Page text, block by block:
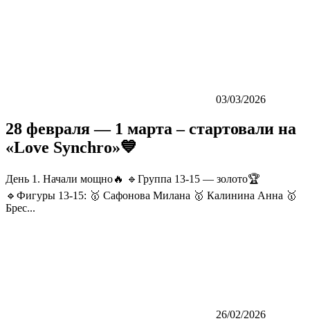
03/03/2026
28 февраля — 1 марта – стартовали на
«Love Synchro»💙
День 1. Начали мощно🔥 🔹Группа 13-15 — золото🏆
🔹Фигуры 13-15: 🥇 Сафонова Милана 🥇 Калинина Анна 🥇
Брес...
26/02/2026